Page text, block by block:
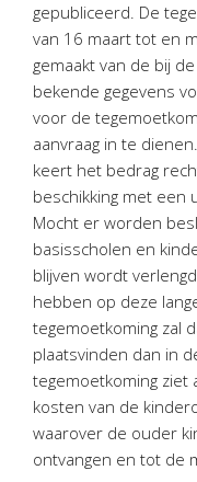
Online boekhouden
Nieuws&
Nieuwsbrief
Nieuwsoverzicht
Handige links
Downloads
Contact
AvantiOnline
Twinfield –
BaseCone – Facturen
Visionplanner –
gepubliceerd. De
van 16 maart tot en
gemaakt van de bij
bekende gegevens
voor de
aanvraag in te
keert het bedrag
beschikking met een
Mocht er worden
basisscholen en
blijven wordt
hebben op deze
tegemoetkoming zal
plaatsvinden dan in
tegemoetkoming ziet
kosten van de
waarover de ouder
ontvangen en tot de